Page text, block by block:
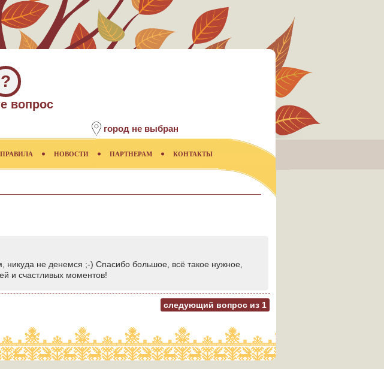
?
вопрос
город не выбран
ПРАВИЛА НОВОСТИ ПАРТНЕРАМ КОНТАКТЫ
не денемся ;-) Спасибо большое, всё такое нужное,
и счастливых моментов!
следующий вопрос из 1